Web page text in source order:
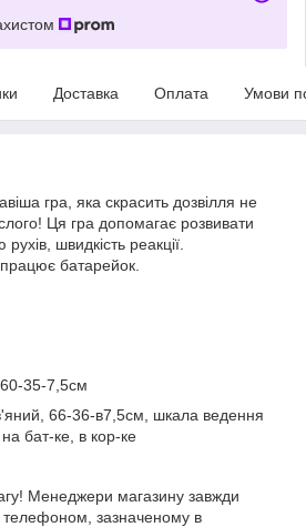
Доставка Оплата Умови
гра, яка скрасить дозвілля не
Ця гра допомагає розвивати
швидкість реакції.
батарейок.
35-7,5см
66-36-в7,5см, шкала ведення
бат-ке, в кор-ке
Менеджери магазину завжди
телефоном, зазначеному в